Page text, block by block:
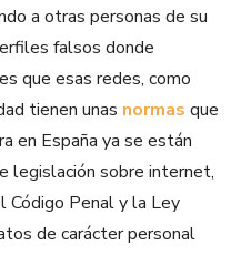
a otras personas de su
falsos donde
que esas redes, como
tienen unas normas que
en España ya se están
legislación sobre internet,
Código Penal y la Ley
de carácter personal